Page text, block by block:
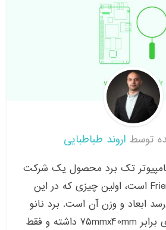
توسط اروند طباطبایی
تک برد محصول یک شرکت
چینی به نامFriendlyARM است، اولین چیزی که در این
ابعاد و وزن آن است. برد نانو
پای ۲ Nano Pi سایزی برابر ۷۵mmx40mm داشته و فقط